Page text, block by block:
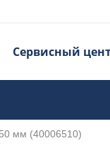
Сервисный
мм (40006510)